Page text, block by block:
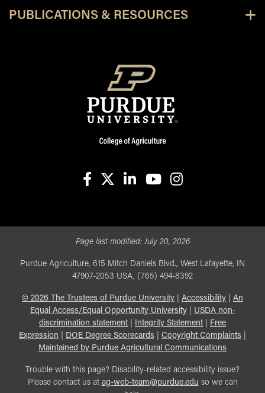
PUBLICATIONS & RESOURCES
Page last modified:July 20, 2026
Purdue Agriculture, 615 Mitch Daniels Blvd., West Lafayette, IN
47907-2053 USA, (765) 494-8392
© 2026 The Trustees of Purdue University Accessibility
An
Equal Access/Equal Opportunity University| USDA non-
discrimination statement| Integrity Statement|
Free
Expression
DOE Degree Scorecards Copyright Complaints
Maintained by Purdue Agricultural Communications
Trouble with this page? Disability-related accessibility issue?
Please contact us at ag-web-team@purdue.edu so we can